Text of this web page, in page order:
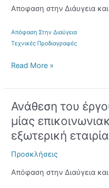
Αποφαση στην Διάυγεια
Απόφαση Στην Διαύγεια
Τεχνικές Προδιαγραφές
Σχεδίου
Επιθεωρήσεων
του
και
σημείο
διεπαφής
με
τον
τελ
Read More »
Ανάθεση του
μίας
εξωτερική εταιρία
Προσκλήσεις
Απόφαση στην Διαύγεια
Ανάθεση
του
έργου
διαμόρφωσης
επικοινωνιακής
στρατηγικής